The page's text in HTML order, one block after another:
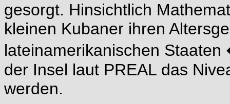
gesorgt. Hinsichtlich
kleinen Kubaner ihren
lateinamerikanischen
der Insel laut PREAL das
werden.